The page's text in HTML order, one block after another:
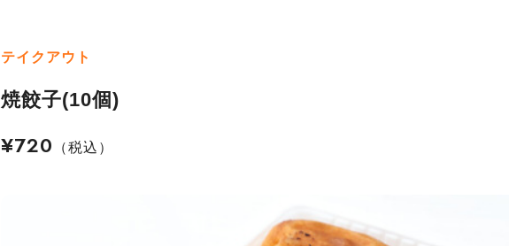
テイクアウト
焼餃子(10個)
¥720 （税込）